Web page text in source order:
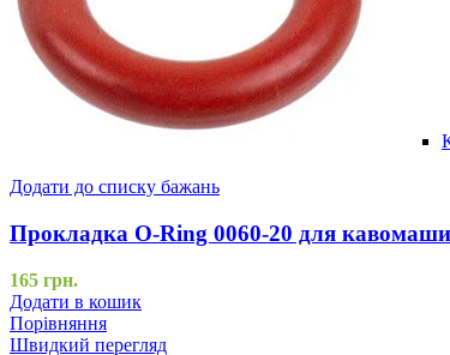
Додати до списку бажань
Прокладка O-Ring 0060-20 для
165 грн.
Додати в кошик
Порівняння
Швидкий перегляд